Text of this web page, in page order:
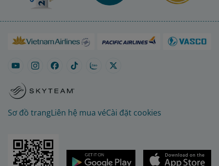
Sơ đồ trangLiên hệ mua véCài đặt cookies